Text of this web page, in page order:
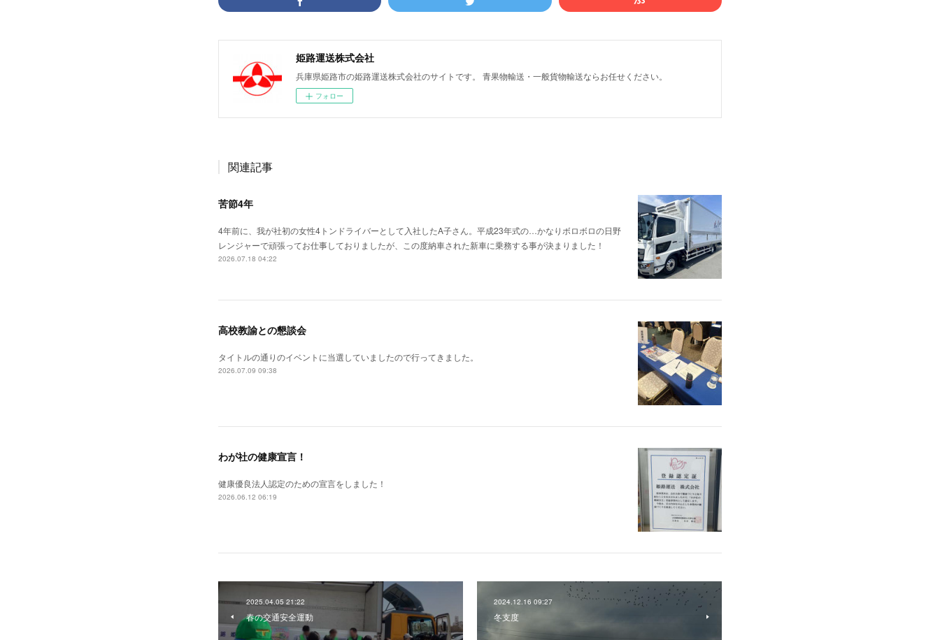
姫路運送株式会社
兵庫県姫路市の姫路運送株式会社のサイトです。 青果物輸送・一般貨物輸送ならお任せください。
フォロー
関連記事
苦節4年
4年前に、我が社初の女性4トンドライバーとして入社したA子さん。平成23年式の…かなりボロボロの日野
レンジャーで頑張ってお仕事しておりましたが、この度納車された新車に乗務する事が決まりました！
2026.07.18 04:22
高校教諭との懇談会
タイトルの通りのイベントに当選していましたので行ってきました。
2026.07.09 09:38
わが社の健康宣言！
健康優良法人認定のための宣言をしました！
2026.06.12 06:19
2025.04.05 21:22
春の交通安全運動
2024.12.16 09:27
冬支度